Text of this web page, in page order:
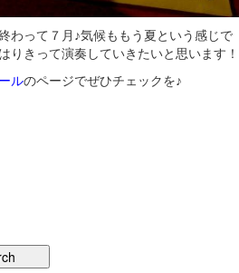
わって７月♪気候ももう夏という感じで
きって演奏していきたいと思います！
ルのページでぜひチェックを♪